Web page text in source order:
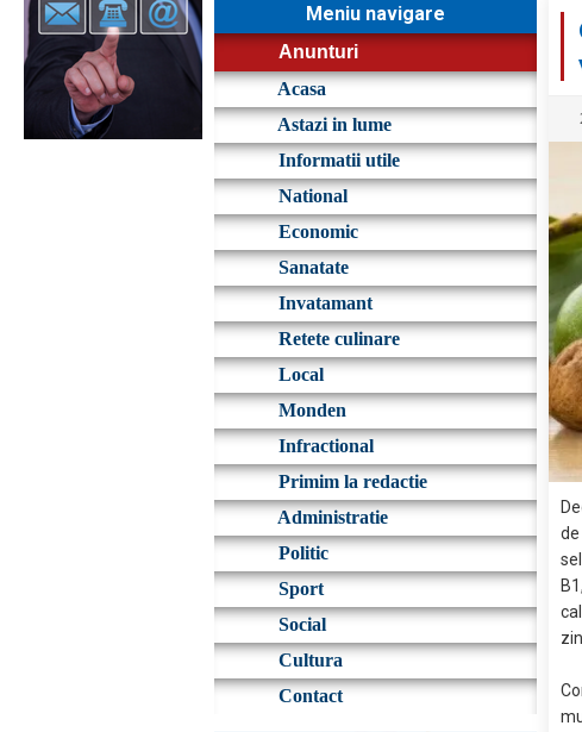
Meniu navigare
Anunturi
Acasa
Astazi in lume
Informatii utile
National
Economic
Sanatate
Invatamant
Retete culinare
Local
Monden
Infractional
Primim la redactie
Administratie
Politic
Sport
Social
Cultura
Contact